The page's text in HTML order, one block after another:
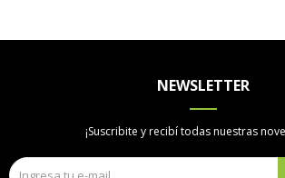
NEWSLETTER
¡Suscribite y recibí todas nuestras